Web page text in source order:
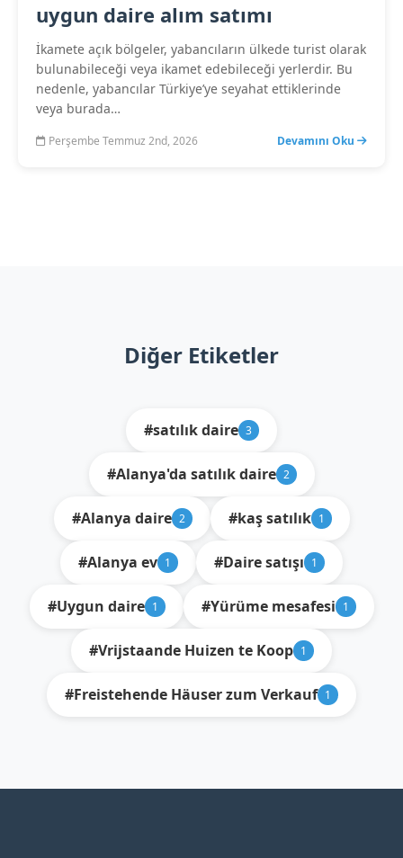
uygun daire alım satımı
İkamete açık bölgeler, yabancıların ülkede turist olarak
bulunabileceği veya ikamet edebileceği yerlerdir. Bu
nedenle, yabancılar Türkiye’ye seyahat ettiklerinde
veya burada…
Perşembe Temmuz 2nd, 2026 Devamını Oku
Diğer Etiketler
#satılık daire 3
#Alanya'da satılık daire 2
#Alanya daire 2 #kaş satılık 1
#Alanya ev 1 #Daire satışı 1
#Uygun daire 1 #Yürüme mesafesi 1
#Vrijstaande Huizen te Koop 1
#Freistehende Häuser zum Verkauf 1